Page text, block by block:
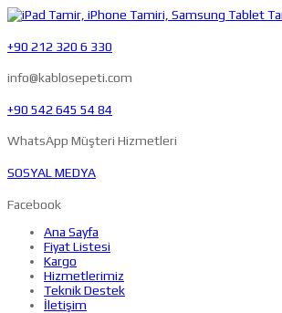
+90 212 320 6 330
info@kablosepeti.com
+90 542 645 54 84
WhatsApp Müşteri Hizmetleri
SOSYAL MEDYA
Facebook
Ana Sayfa
Fiyat Listesi
Kargo
Hizmetlerimiz
Teknik Destek
İletişim